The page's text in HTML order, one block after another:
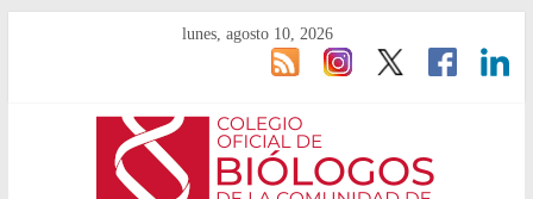
lunes, agosto 10, 2026